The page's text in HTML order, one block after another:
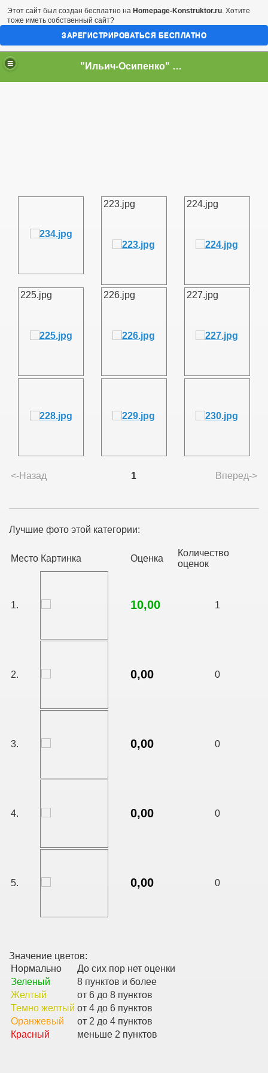
"Ильич-Осипенко" Футбольный клуб
223.jpg 224.jpg
225.jpg 226.jpg 227.jpg
<-Назад 1 Вперед->
Лучшие фото этой категории:
Место Картинка Оценка
Количество
оценок
1. 10,00 1
2. 0,00 0
3. 0,00 0
4. 0,00 0
5. 0,00 0
Значение цветов:
Нормально
До сих пор нет оценки
Зеленый
8 пунктов и более
Желтый
от 6 до 8 пунктов
Темно желтый от 4 до 6 пунктов
Оранжевый
от 2 до 4 пунктов
Красный
меньше 2 пунктов
Этот сайт был создан бесплатно на Homepage-Konstruktor.ru. Хотите
тоже иметь собственный сайт?
ЗАРЕГИСТРИРОВАТЬСЯ БЕСПЛАТНО